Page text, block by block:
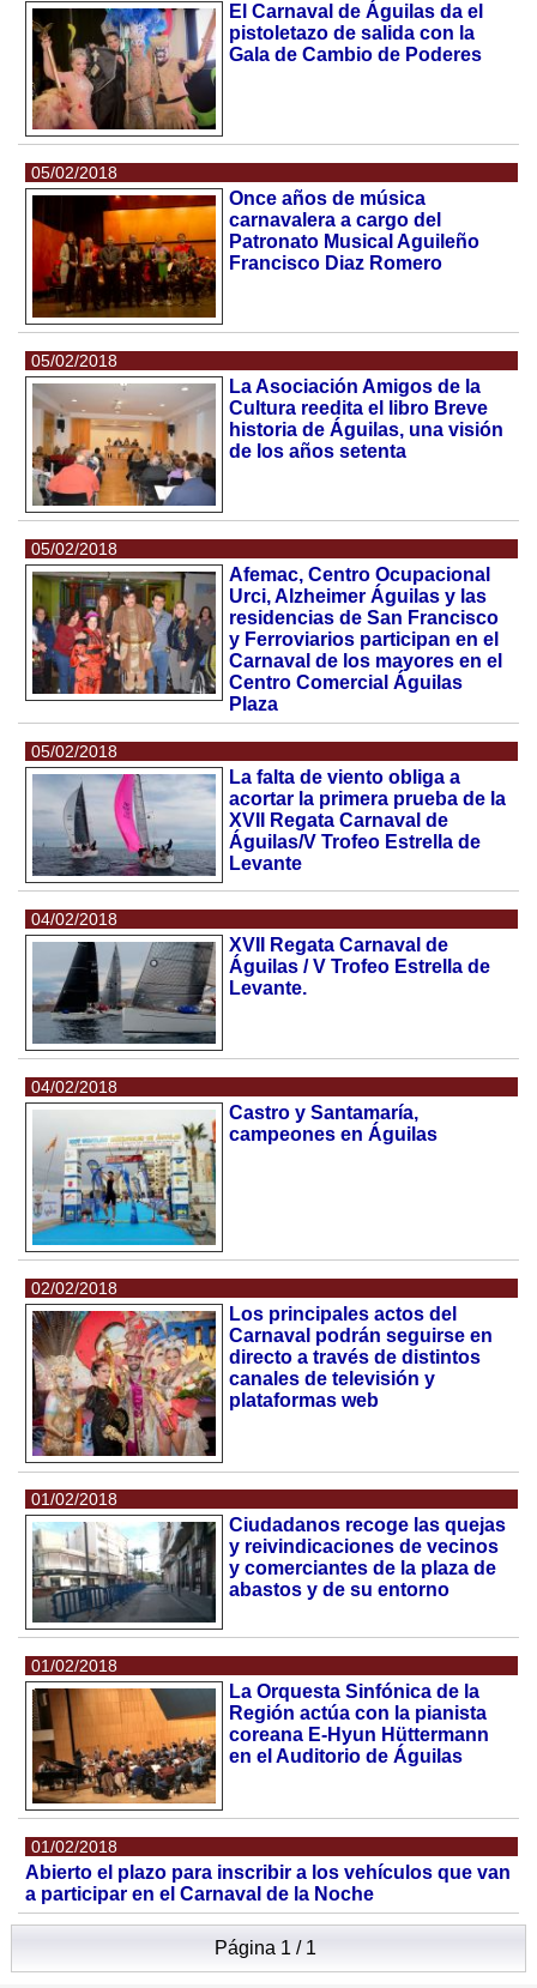
El Carnaval de Águilas da el
pistoletazo de salida con la
Gala de Cambio de Poderes
05/02/2018
Once años de música
carnavalera a cargo del
Patronato Musical Aguileño
Francisco Diaz Romero
05/02/2018
La Asociación Amigos de la
Cultura reedita el libro Breve
historia de Águilas, una visión
de los años setenta
05/02/2018
Afemac, Centro Ocupacional
Urci, Alzheimer Águilas y las
residencias de San Francisco
y Ferroviarios participan en el
Carnaval de los mayores en el
Centro Comercial Águilas
Plaza
05/02/2018
La falta de viento obliga a
acortar la primera prueba de la
XVII Regata Carnaval de
Águilas/V Trofeo Estrella de
Levante
04/02/2018
XVII Regata Carnaval de
Águilas / V Trofeo Estrella de
Levante.
04/02/2018
Castro y Santamaría,
campeones en Águilas
02/02/2018
Los principales actos del
Carnaval podrán seguirse en
directo a través de distintos
canales de televisión y
plataformas web
01/02/2018
Ciudadanos recoge las quejas
y reivindicaciones de vecinos
y comerciantes de la plaza de
abastos y de su entorno
01/02/2018
La Orquesta Sinfónica de la
Región actúa con la pianista
coreana E-Hyun Hüttermann
en el Auditorio de Águilas
01/02/2018
Abierto el plazo para inscribir a los vehículos que van
a participar en el Carnaval de la Noche
Página 1 / 1